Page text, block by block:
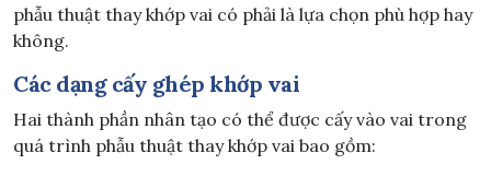
phẫu thuật thay khớp vai có phải là lựa chọn phù hợp hay
không.
Các dạng cấy ghép khớp vai
Hai thành phần nhân tạo có thể được cấy vào vai trong
quá trình phẫu thuật thay khớp vai bao gồm: